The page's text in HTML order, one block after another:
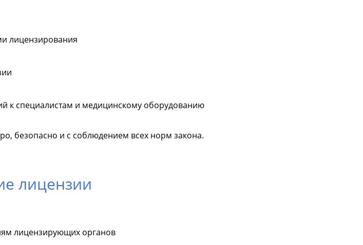
лицензирования
к специалистам и медицинскому оборудованию
безопасно и с соблюдением всех норм закона.
лицензии
лицензирующих органов